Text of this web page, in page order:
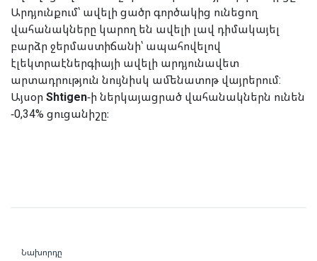
Արդյունքում՝ ավելի ցածր գործակից ունեցող
վահանակները կարող են ավելի լավ դիմակայել
բարձր ջերմաստիճանի՝ ապահովելով
էլեկտրաէներգիայի ավելի արդյունավետ
արտադրություն նույնիսկ ամենատոթ վայրերում:
ԱյսօրShtigen-ի ներկայացրած վահանակներն ունեն
-0,34% ցուցանիշը։
Նախորդը